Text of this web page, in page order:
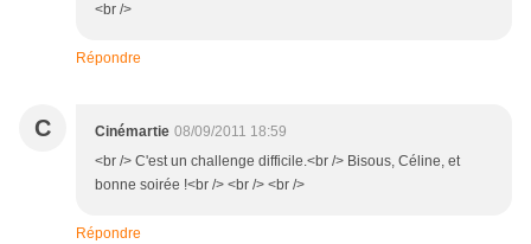
<br />
Répondre
C Cinémartie 08/09/2011 18:59
<br /> C'est un challenge difficile.<br /> Bisous, Céline, et
bonne soirée !<br /> <br /> <br />
Répondre